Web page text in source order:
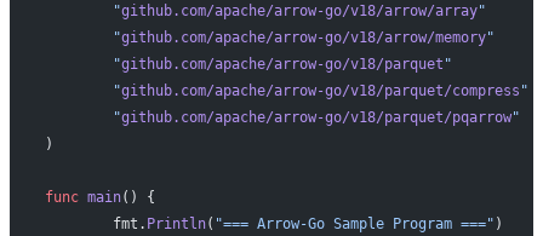
	"
github.com/apache/arrow-go/v18/arrow/array"
	"
github.com/apache/arrow-go/v18/arrow/memory"
	"
github.com/apache/arrow-go/v18/parquet "
	"
github.com/apache/arrow-go/v18/parquet/compress "
	"
github.com/apache/arrow-go/v18/parquet/pqarrow"
)
func main() {
	fmt.
Println( "=== Arrow-Go Sample Program ===" )